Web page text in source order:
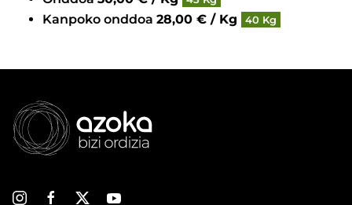
Kanpoko onddoa 28,00 € / Kg 40 Kg